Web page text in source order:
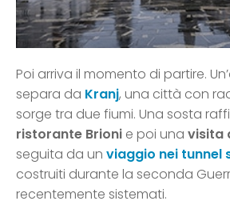
Poi arriva il momento di partire.
separa da Kranj, una città con
sorge tra due fiumi. Una sosta
ristorante Brioni e poi una visita
seguita da un viaggio nei tunnel
costruiti durante la seconda
recentemente sistemati.